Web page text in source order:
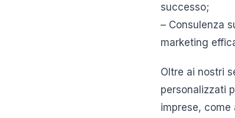
successo;
– Consulenza
marketing
Oltre ai nostri
personalizzati
imprese, come